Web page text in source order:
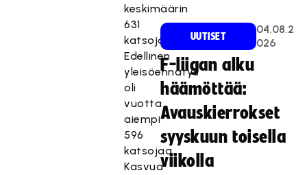
keskimäärin
631
katsojaa.
Edellinen
yleisöennätys
oli
vuotta
aiempi
596
katsojaa.
Kasvua
UUTISET
04.08.2
026
F-liigan alku
häämöttää:
Avauskierrokset
syyskuun toisella
viikolla